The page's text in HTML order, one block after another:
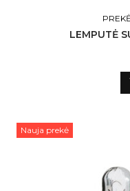
LEMPUTĖ
Nauja prekė